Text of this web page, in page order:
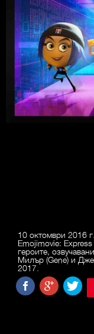
10 октомври 2016
Emojimovie:
героите,
Милър (Gene) и
2017.